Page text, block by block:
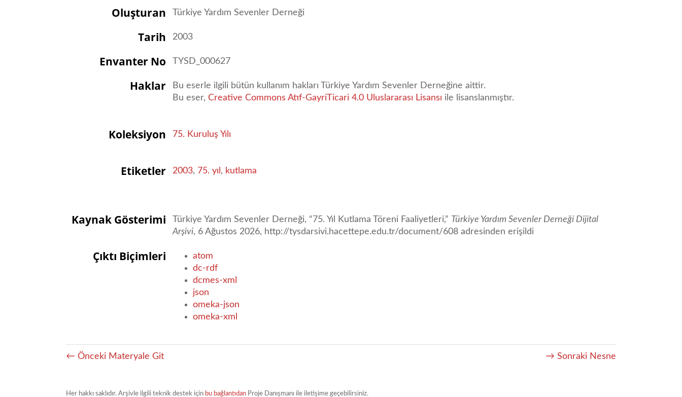
Oluşturan Türkiye Yardım Sevenler Derneği
Tarih 2003
Envanter No TYSD_000627
Haklar
Bu eserle ilgili bütün kullanım hakları Türkiye Yardım Sevenler Derneğine aittir.
Bu eser,Creative Commons Atıf-GayriTicari 4.0 Uluslararası Lisansı ile lisanslanmıştır.
Koleksiyon 75. Kuruluş Yılı
Etiketler 2003, 75. yıl , kutlama
Kaynak Gösterimi Türkiye Yardım Sevenler Derneği, “75. Yıl Kutlama Töreni Faaliyetleri,” Türkiye Yardım Sevenler Derneği Dijital
Arşivi, 6 Ağustos 2026, http://tysdarsivi.hacettepe.edu.tr/document/608 adresinden erişildi
Çıktı Biçimleri
atom
dc-rdf
dcmes-xml
json
omeka-json
omeka-xml
← Önceki Materyale Git → Sonraki Nesne
Her hakkı saklıdır. Arşivle ilgili teknik destek için bu bağlantıdan Proje Danışmanı ile iletişime geçebilirsiniz.